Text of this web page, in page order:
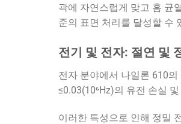
곽에 자연스럽게 맞고 홈 균
준의 표면 처리를 달성할 수
전기 및 전자: 절연 및
전자 분야에서 나일론 610의
≤0.03(10⁶Hz)의 유전 손실
이러한 특성으로 인해 정밀